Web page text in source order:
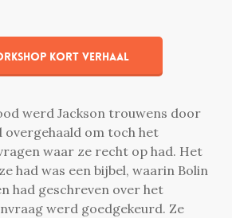
Kort Verhaal
werd Jackson trouwens door
overgehaald om toch het
waar ze recht op had. Het
had was een bijbel, waarin Bolin
had geschreven over het
werd goedgekeurd. Ze